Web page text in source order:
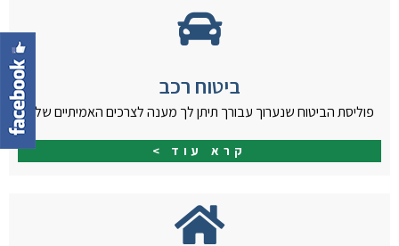
ביטוח רכב
פוליסת הביטוח שנערוך עבורך תיתן לך מענה לצרכים האמיתיים שלך.
קרא עוד >